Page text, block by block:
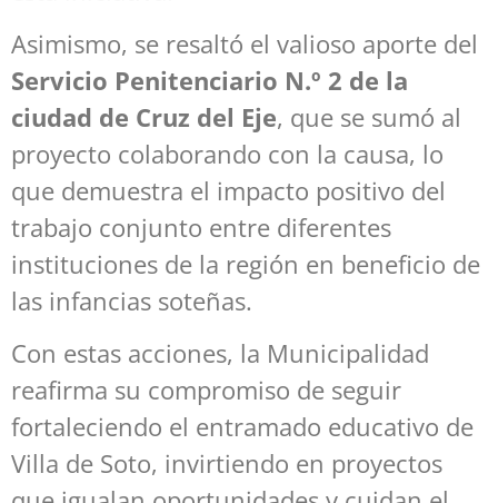
Asimismo, se resaltó el valioso aporte del
Servicio Penitenciario N.º 2 de la
ciudad de Cruz del Eje, que se sumó al
proyecto colaborando con la causa, lo
que demuestra el impacto positivo del
trabajo conjunto entre diferentes
instituciones de la región en beneficio de
las infancias soteñas.
Con estas acciones, la Municipalidad
reafirma su compromiso de seguir
fortaleciendo el entramado educativo de
Villa de Soto, invirtiendo en proyectos